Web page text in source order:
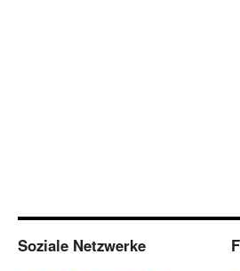
Soziale Netzwerke